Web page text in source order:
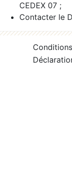
CEDEX 07 ;
Contacter le